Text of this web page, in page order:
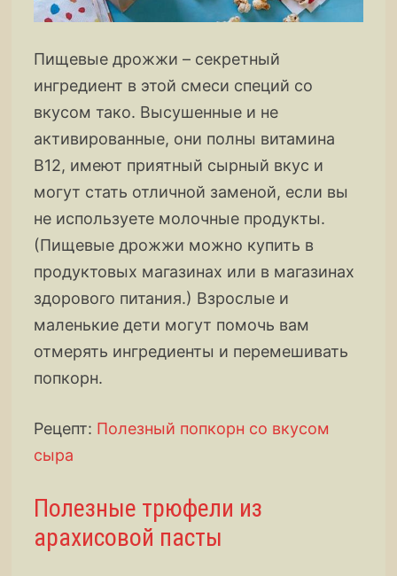
Пищевые дрожжи – секретный
ингредиент в этой смеси специй со
вкусом тако. Высушенные и не
активированные, они полны витамина
B12, имеют приятный сырный вкус и
могут стать отличной заменой, если вы
не используете молочные продукты.
(Пищевые дрожжи можно купить в
продуктовых магазинах или в магазинах
здорового питания.) Взрослые и
маленькие дети могут помочь вам
отмерять ингредиенты и перемешивать
попкорн.
Рецепт: Полезный попкорн со вкусом
сыра
Полезные трюфели из
арахисовой пасты